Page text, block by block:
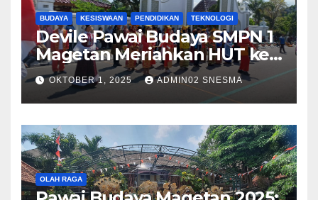
BUDAYA KESISWAAN PENDIDIKAN TEKNOLOGI
Devile Pawai Budaya SMPN 1
Magetan Meriahkan HUT ke-
79 dengan Tema Harmony in
Diversity
OKTOBER 1, 2025 ADMIN02 SNESMA
OLAH RAGA